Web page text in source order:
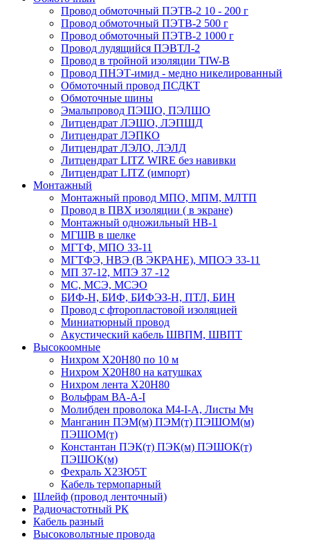
Провод обмоточный ПЭТВ-2 10 - 200 г
Провод обмоточный ПЭТВ-2 500 г
Провод обмоточный ПЭТВ-2 1000 г
Провод лудящийся ПЭВТЛ-2
Провод в тройной изоляции TIW-B
Провод ПНЭТ-имид - медно никелированный
Обмоточный провод ПСДКТ
Обмоточные шины
Эмальпровод ПЭШО, ПЭЛШО
Литцендрат ЛЭШО, ЛЭПШД
Литцендрат ЛЭПКО
Литцендрат ЛЭЛО, ЛЭЛД
Литцендрат LITZ WIRE без навивки
Литцендрат LITZ (импорт)
Монтажный
Монтажный провод МПО, МПМ, МЛТП
Провод в ПВХ изоляции ( в экране)
Монтажный одножильный HB-1
МГШВ в шелке
МГТФ, МПО 33-11
МГТФЭ, НВЭ (В ЭКРАНЕ), МПОЭ 33-11
МП 37-12, МПЭ 37 -12
МС, МСЭ, МСЭО
БИФ-Н, БИФ, БИФЭЗ-Н, ПТЛ, БИН
Провод с фторопластовой изоляцией
Миниатюрный провод
Акустический кабель ШВПМ, ШВПТ
Высокоомные
Нихром Х20Н80 по 10 м
Нихром Х20Н80 на катушках
Нихром лента Х20Н80
Вольфрам ВА-А-I
Молибден проволока М4-I-А, Листы Мч
Манганин ПЭМ(м) ПЭМ(т) ПЭШОМ(м)
ПЭШОМ(т)
Константан ПЭК(т) ПЭК(м) ПЭШОК(т)
ПЭШОК(м)
Фехраль Х23Ю5Т
Кабель термопарный
Шлейф (провод ленточный)
Радиочастотный РК
Кабель разный
Высоковольтные провода